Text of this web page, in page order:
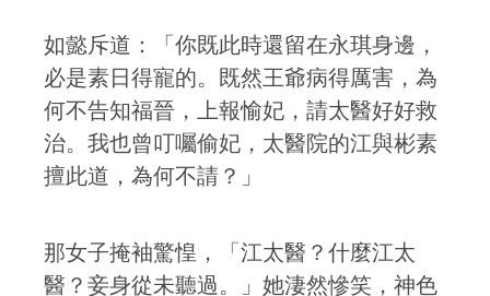
如懿斥道：「你既此時還留在永琪身邊，
必是素日得寵的。既然王爺病得厲害，為
何不告知福晉，上報愉妃，請太醫好好救
治。我也曾叮囑偷妃，太醫院的江與彬素
擅此道，為何不請？」
那女子掩袖驚惶，「江太醫？什麼江太
醫？妾身從未聽過。」她淒然慘笑，神色